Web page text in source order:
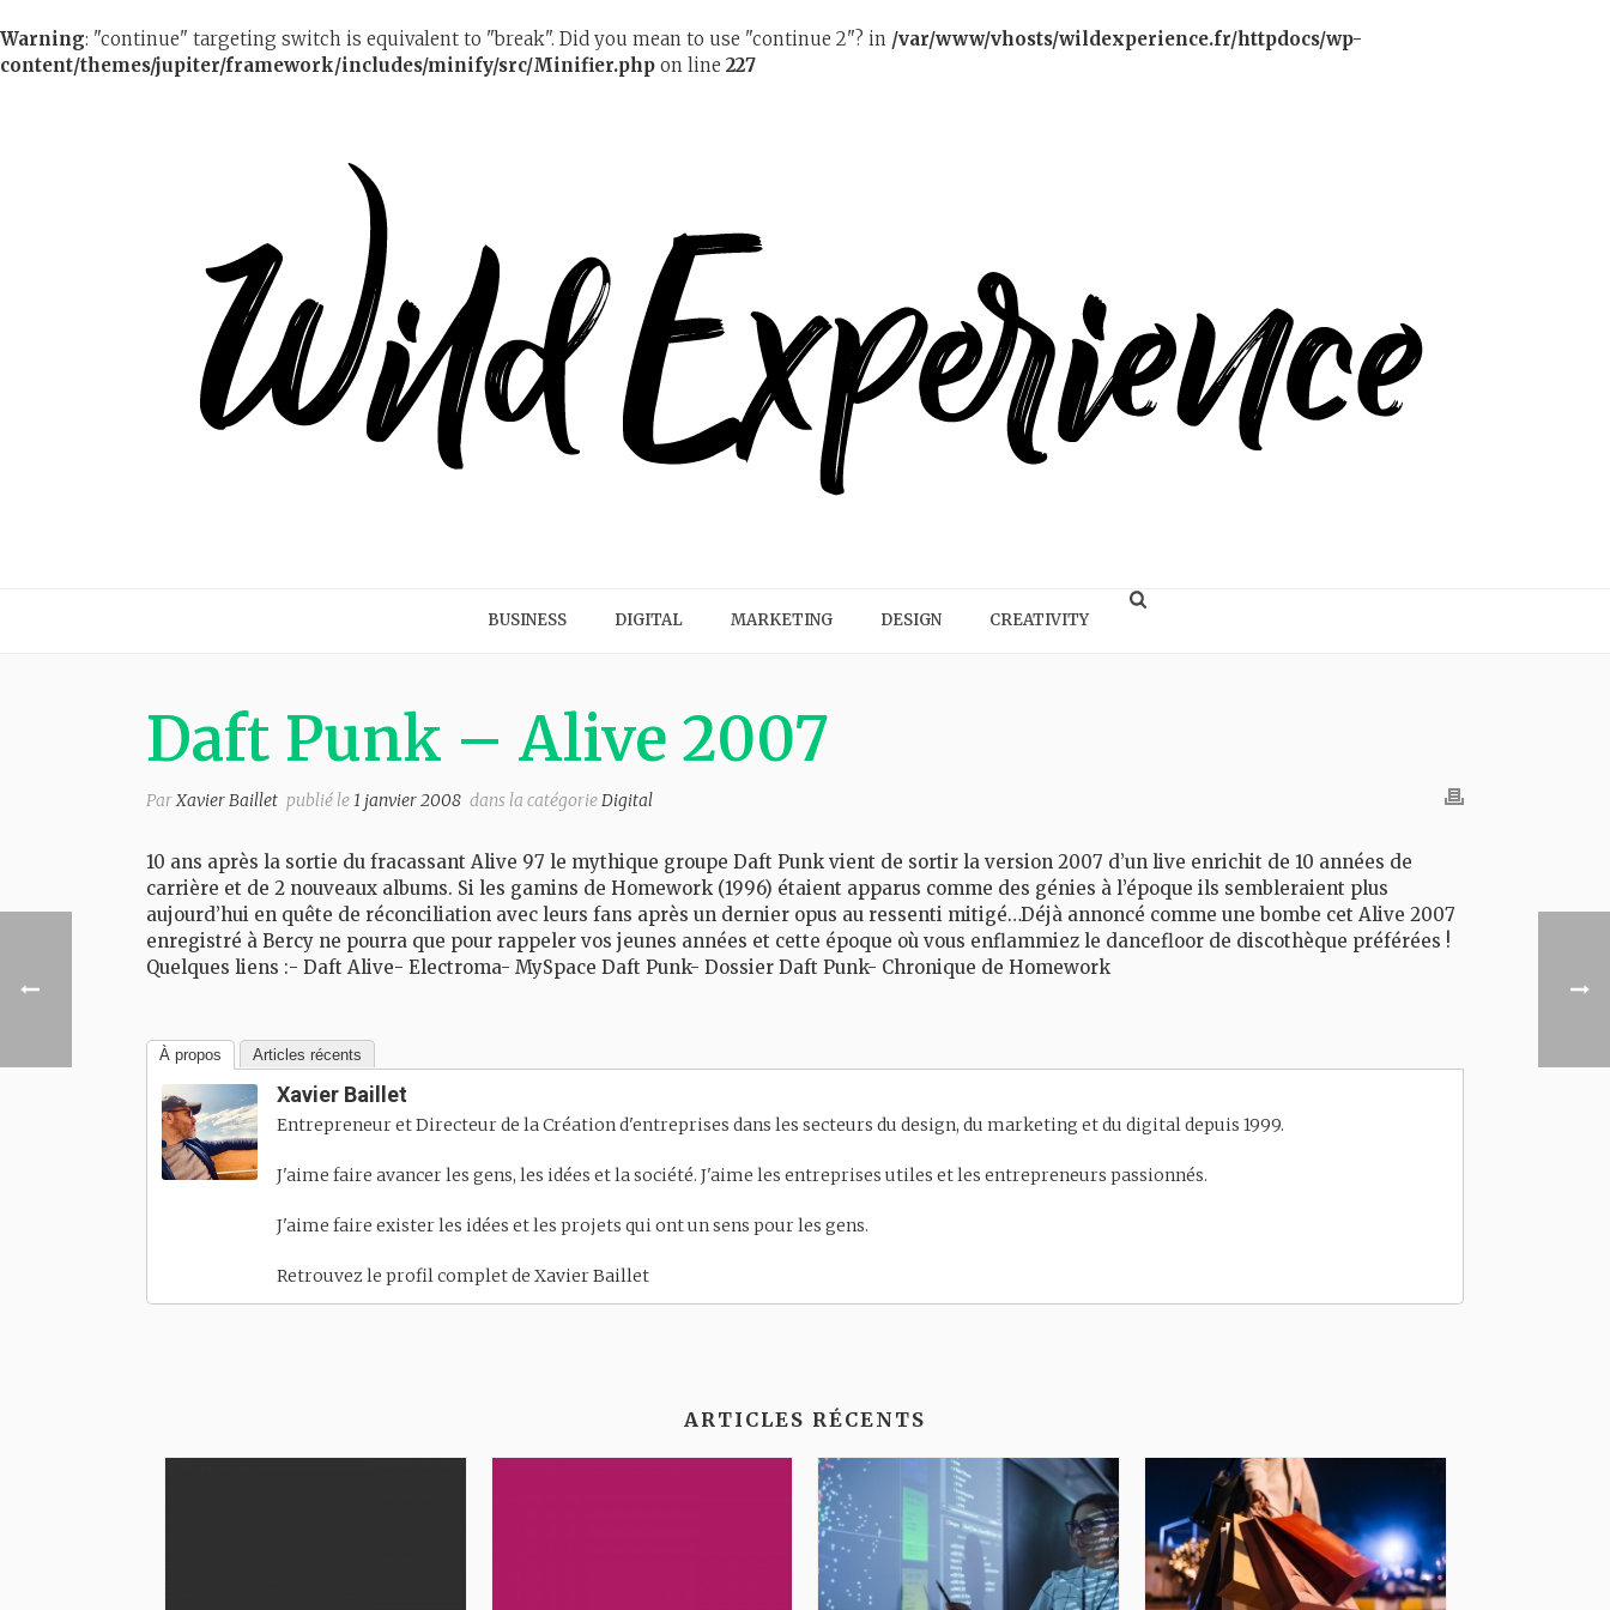
Warning: "continue" targeting switch is equivalent to "break". Did you mean to use "continue 2"? in /var/www/vhosts/wildexperience.fr/httpdocs/wp-
content/themes/jupiter/framework/includes/minify/src/Minifier.php on line 227
BUSINESS DIGITAL MARKETING DESIGN CREATIVITY
Daft Punk – Alive 2007
ParXavier Baillet publié le1 janvier 2008 dans la catégorieDigital
10 ans après la sortie du fracassant Alive 97 le mythique groupe Daft Punk vient de sortir la version 2007 d’un live enrichit de 10 années de
carrière et de 2 nouveaux albums. Si les gamins de Homework (1996) étaient apparus comme des génies à l’époque ils sembleraient plus
aujourd’hui en quête de réconciliation avec leurs fans après un dernier opus au ressenti mitigé…Déjà annoncé comme une bombe cet Alive 2007
enregistré à Bercy ne pourra que pour rappeler vos jeunes années et cette époque où vous enflammiez le dancefloor de discothèque préférées !
Quelques liens :- Daft Alive- Electroma- MySpace Daft Punk- Dossier Daft Punk- Chronique de Homework
À propos Articles récents
Xavier Baillet
Entrepreneur et Directeur de la Création d'entreprises dans les secteurs du design, du marketing et du digital depuis 1999.
J'aime faire avancer les gens, les idées et la société. J'aime les entreprises utiles et les entrepreneurs passionnés.
J'aime faire exister les idées et les projets qui ont un sens pour les gens.
Retrouvez le profil complet de Xavier Baillet
ARTICLES RÉCENTS